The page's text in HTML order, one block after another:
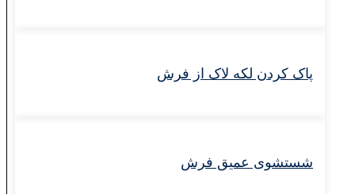
پاک کردن لکه لاک از فرش
شستشوی عمیق فرش